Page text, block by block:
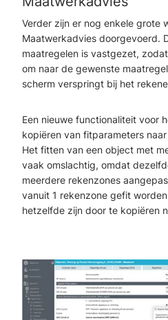
Verder zijn er nog enkele grote
Maatwerkadvies doorgevoerd.
maatregelen is vastgezet,
om naar de gewenste
scherm verspringt bij het
Een nieuwe functionaliteit voor
kopiëren van fitparameters
Het fitten van een object met
vaak omslachtig, omdat
meerdere rekenzones
vanuit 1 rekenzone gefit
hetzelfde zijn door te kopiëren